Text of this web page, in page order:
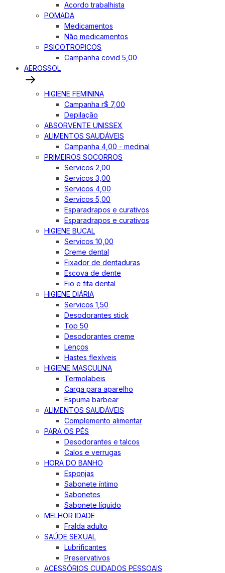
Acordo trabalhista
POMADA
Medicamentos
Não medicamentos
PSICOTROPICOS
Campanha covid 5,00
AEROSSOL
HIGIENE FEMININA
Campanha r$ 7,00
Depilação
ABSORVENTE UNISSEX
ALIMENTOS SAUDÁVEIS
Campanha 4,00 - medinal
PRIMEIROS SOCORROS
Servicos 2,00
Servicos 3,00
Servicos 4,00
Servicos 5,00
Esparadrapos e curativos
Esparadrapos e curativos
HIGIENE BUCAL
Servicos 10,00
Creme dental
Fixador de dentaduras
Escova de dente
Fio e fita dental
HIGIENE DIÁRIA
Servicos 1,50
Desodorantes stick
Top 50
Desodorantes creme
Lenços
Hastes flexíveis
HIGIENE MASCULINA
Termolabeis
Carga para aparelho
Espuma barbear
ALIMENTOS SAUDÁVEIS
Complemento alimentar
PARA OS PÉS
Desodorantes e talcos
Calos e verrugas
HORA DO BANHO
Esponjas
Sabonete íntimo
Sabonetes
Sabonete líquido
MELHOR IDADE
Fralda adulto
SAÚDE SEXUAL
Lubrificantes
Preservativos
ACESSÓRIOS CUIDADOS PESSOAIS